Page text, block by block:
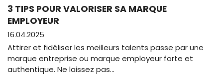
3 TIPS POUR VALORISER SA MARQUE
EMPLOYEUR
16.04.2025
Attirer et fidéliser les meilleurs talents passe par une
marque entreprise ou marque employeur forte et
authentique. Ne laissez pas…